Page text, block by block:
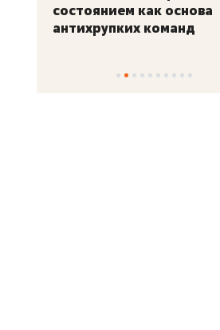
«Гонка Героев»